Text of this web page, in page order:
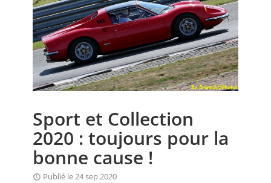
EVÈNEMENTS
CALENDRIER
FOCUS
ANNUAIRES
PETITES ANNONCES
Sport et Collection
2020 : toujours pour la
bonne cause !
Publié le 24 sep 2020